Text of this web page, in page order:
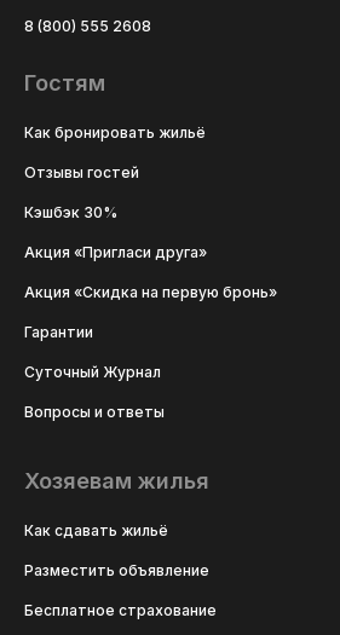
8 (800) 555 2608
Гостям
Как бронировать жильё
Отзывы гостей
Кэшбэк 30%
Акция «Пригласи друга»
Акция «Скидка на первую бронь»
Гарантии
Суточный Журнал
Вопросы и ответы
Хозяевам жилья
Как сдавать жильё
Разместить объявление
Бесплатное страхование